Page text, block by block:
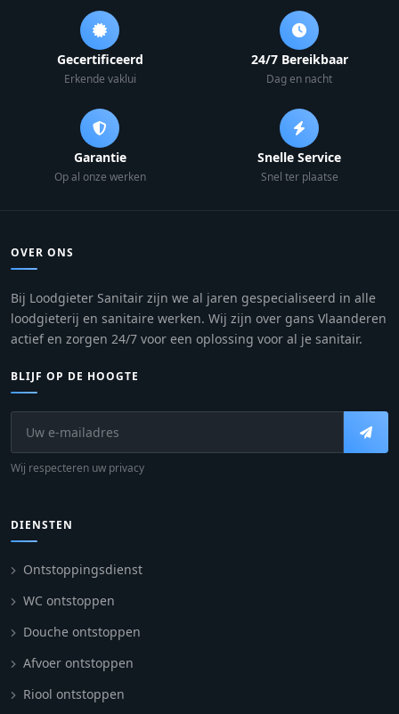
Gecertificeerd
Erkende vaklui
24/7 Bereikbaar
Dag en nacht
Garantie
Op al onze werken
Snelle Service
Snel ter plaatse
OVER ONS
Bij Loodgieter Sanitair zijn we al jaren gespecialiseerd in alle
loodgieterij en sanitaire werken. Wij zijn over gans Vlaanderen
actief en zorgen 24/7 voor een oplossing voor al je sanitair.
BLIJF OP DE HOOGTE
Wij respecteren uw privacy
DIENSTEN
Ontstoppingsdienst
WC ontstoppen
Douche ontstoppen
Afvoer ontstoppen
Riool ontstoppen